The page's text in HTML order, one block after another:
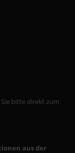
bitte direkt zum
aus der